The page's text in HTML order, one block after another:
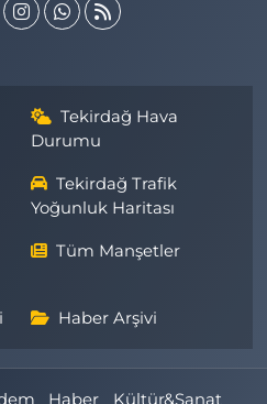
Tekirdağ Hava
Durumu
Tekirdağ Trafik
Yoğunluk Haritası
Tüm Manşetler
Haber Arşivi
Haber Kültür&Sanat